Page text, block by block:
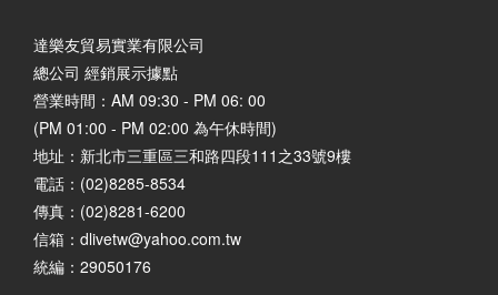
達樂友貿易實業有限公司
總公司 經銷展示據點
營業時間：AM 09:30 - PM 06: 00
(PM 01:00 - PM 02:00 為午休時間)
地址： 新北市三重區三和路四段111之33號9樓
電話：(02)8285-8534
傳真：(02)8281-6200
信箱：dlivetw@yahoo.com.tw
統編：29050176